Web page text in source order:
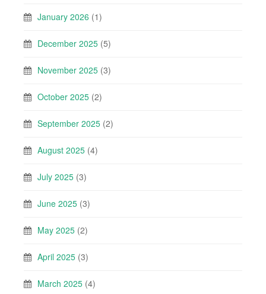
January 2026 (1)
December 2025 (5)
November 2025 (3)
October 2025 (2)
September 2025 (2)
August 2025 (4)
July 2025 (3)
June 2025 (3)
May 2025 (2)
April 2025 (3)
March 2025 (4)